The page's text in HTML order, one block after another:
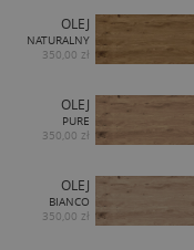
OLEJ
NATURALNY
350,00 zł
OLEJ
PURE
350,00 zł
OLEJ
BIANCO
350,00 zł